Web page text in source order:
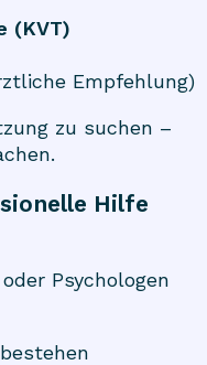
(KVT)
Empfehlung)
zu suchen –
Hilfe
Psychologen